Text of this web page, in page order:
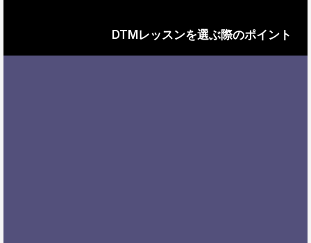
DTMレッスンを選ぶ際のポイント